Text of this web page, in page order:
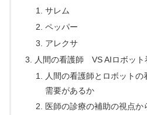
サレム
ペッパー
アレクサ
人間の看護師 VS AIロボット
人間の看護師とロボット
需要があるか
医師の診療の補助の視点か